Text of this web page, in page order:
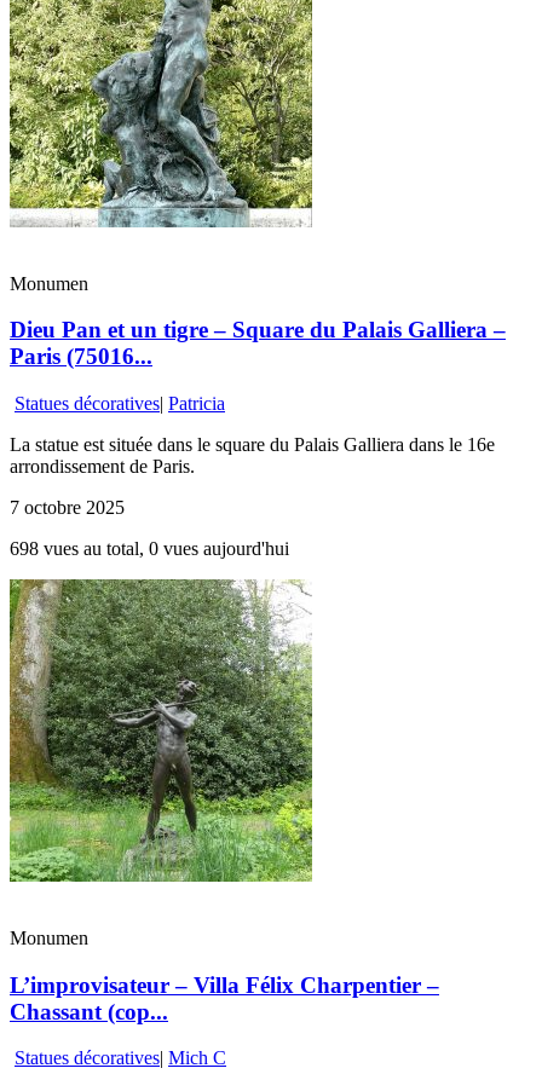
Monumen
Dieu Pan et un tigre – Square du Palais Galliera –
Paris (75016...
Statues décoratives| Patricia
La statue est située dans le square du Palais Galliera dans le 16e
arrondissement de Paris.
7 octobre 2025
698 vues au total, 0 vues aujourd'hui
Monumen
L’improvisateur – Villa Félix Charpentier –
Chassant (cop...
Statues décoratives| Mich C